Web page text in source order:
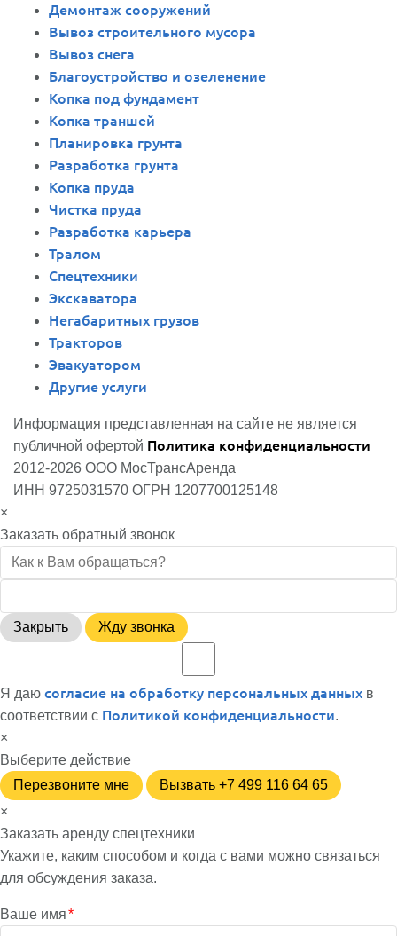
Демонтаж сооружений
Вывоз строительного мусора
Вывоз снега
Благоустройство и озеленение
Копка под фундамент
Копка траншей
Планировка грунта
Разработка грунта
Копка пруда
Чистка пруда
Разработка карьера
Тралом
Спецтехники
Экскаватора
Негабаритных грузов
Тракторов
Эвакуатором
Другие услуги
Информация представленная на сайте не является
публичной офертой Политика конфиденциальности
2012-2026 ООО МосТрансАренда
ИНН 9725031570 ОГРН 1207700125148
×
Заказать обратный звонок
Закрыть Жду звонка
Я даю согласие на обработку персональных данных в
соответствии с Политикой конфиденциальности.
×
Выберите действие
Перезвоните мне
Вызвать +7 499 116 64 65
×
Заказать аренду спецтехники
Укажите, каким способом и когда с вами можно связаться
для обсуждения заказа.
Ваше имя*